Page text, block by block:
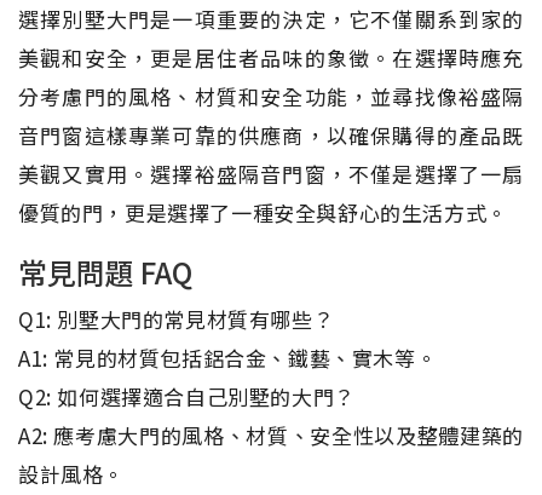
選擇別墅大門是一項重要的決定，它不僅關系到家的
美觀和安全，更是居住者品味的象徵。在選擇時應充
分考慮門的風格、材質和安全功能，並尋找像裕盛隔
音門窗這樣專業可靠的供應商，以確保購得的產品既
美觀又實用。選擇裕盛隔音門窗，不僅是選擇了一扇
優質的門，更是選擇了一種安全與舒心的生活方式。
常見問題 FAQ
Q1: 別墅大門的常見材質有哪些？
A1: 常見的材質包括鋁合金、鐵藝、實木等。
Q2: 如何選擇適合自己別墅的大門？
A2: 應考慮大門的風格、材質、安全性以及整體建築的
設計風格。